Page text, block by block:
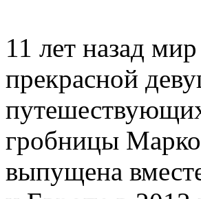
11 лет назад
прекрасной
гробницы
выпущена